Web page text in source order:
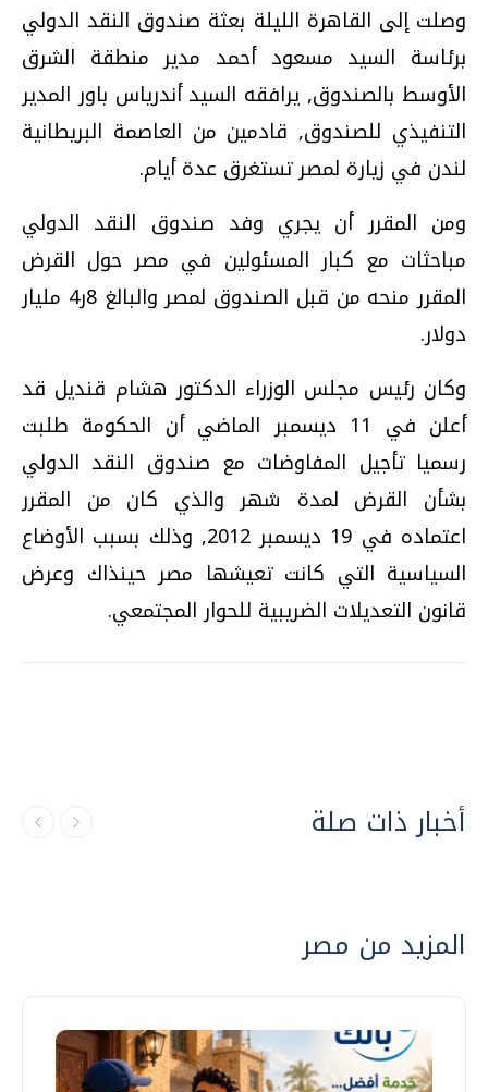
وصلت إلى القاهرة الليلة بعثة صندوق النقد الدولي
برئاسة السيد مسعود أحمد مدير منطقة الشرق
الأوسط بالصندوق, يرافقه السيد أندرياس باور المدير
التنفيذي للصندوق, قادمين من العاصمة البريطانية
لندن في زيارة لمصر تستغرق عدة أيام.
ومن المقرر أن يجري وفد صندوق النقد الدولي
مباحثات مع كبار المسئولين في مصر حول القرض
المقرر منحه من قبل الصندوق لمصر والبالغ 8ر4 مليار
دولار.
وكان رئيس مجلس الوزراء الدكتور هشام قنديل قد
أعلن في 11 ديسمبر الماضي أن الحكومة طلبت
رسميا تأجيل المفاوضات مع صندوق النقد الدولي
بشأن القرض لمدة شهر والذي كان من المقرر
اعتماده في 19 ديسمبر 2012, وذلك بسبب الأوضاع
السياسية التي كانت تعيشها مصر حينذاك وعرض
قانون التعديلات الضريبية للحوار المجتمعي.
أخبار ذات صلة
المزيد من مصر